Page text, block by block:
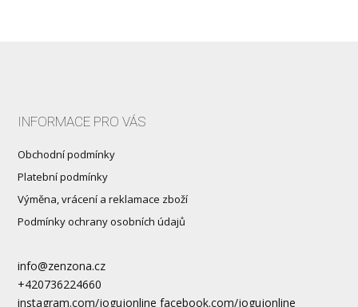
INFORMACE PRO VÁS
Obchodní podmínky
Platební podmínky
Výměna, vrácení a reklamace zboží
Podmínky ochrany osobních údajů
info@zenzona.cz
+420736224660
instagram.com/jogujonline facebook.com/jogujonline